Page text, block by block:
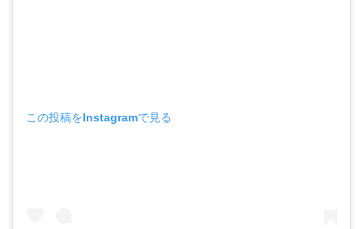
この投稿をInstagramで見る